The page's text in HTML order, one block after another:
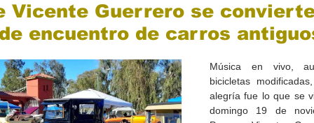
Vicente Guerrero se
encuentro de carros
Música en vivo,
bicicletas
alegría fue lo que se
domingo 19 de
abre la
de alto impacto
Celebran el mes del amor
en la Casa de la Cultura
Progreso con micrófono
abierto
"Me llamo
realista y
puesta en